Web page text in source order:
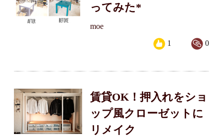
ってみた*
moe
0
1
賃貸OK！押入れをショ
ップ風クローゼットに
リメイク